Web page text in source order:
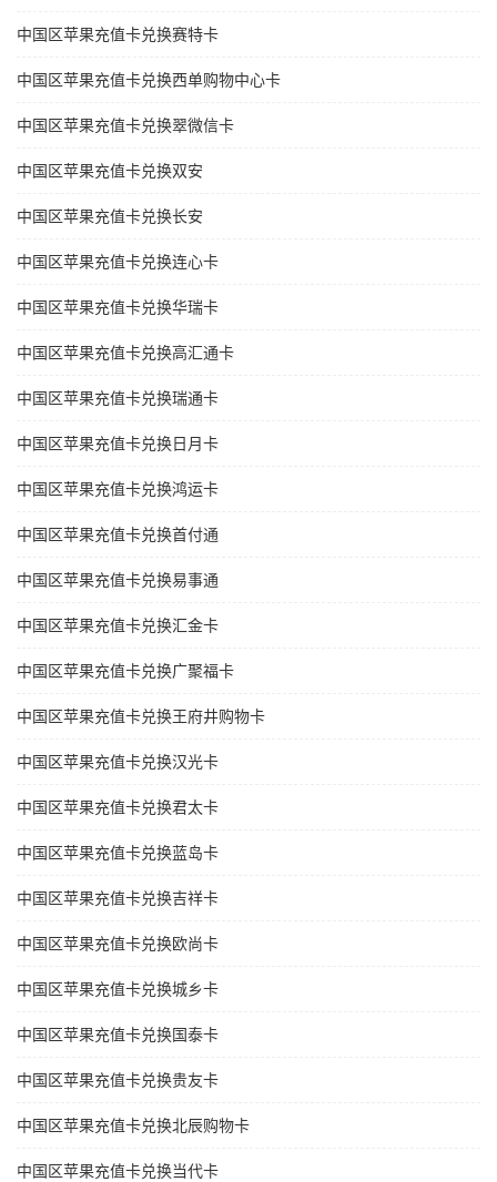
中国区苹果充值卡兑换赛特卡
中国区苹果充值卡兑换西单购物中心卡
中国区苹果充值卡兑换翠微信卡
中国区苹果充值卡兑换双安
中国区苹果充值卡兑换长安
中国区苹果充值卡兑换连心卡
中国区苹果充值卡兑换华瑞卡
中国区苹果充值卡兑换高汇通卡
中国区苹果充值卡兑换瑞通卡
中国区苹果充值卡兑换日月卡
中国区苹果充值卡兑换鸿运卡
中国区苹果充值卡兑换首付通
中国区苹果充值卡兑换易事通
中国区苹果充值卡兑换汇金卡
中国区苹果充值卡兑换广聚福卡
中国区苹果充值卡兑换王府井购物卡
中国区苹果充值卡兑换汉光卡
中国区苹果充值卡兑换君太卡
中国区苹果充值卡兑换蓝岛卡
中国区苹果充值卡兑换吉祥卡
中国区苹果充值卡兑换欧尚卡
中国区苹果充值卡兑换城乡卡
中国区苹果充值卡兑换国泰卡
中国区苹果充值卡兑换贵友卡
中国区苹果充值卡兑换北辰购物卡
中国区苹果充值卡兑换当代卡